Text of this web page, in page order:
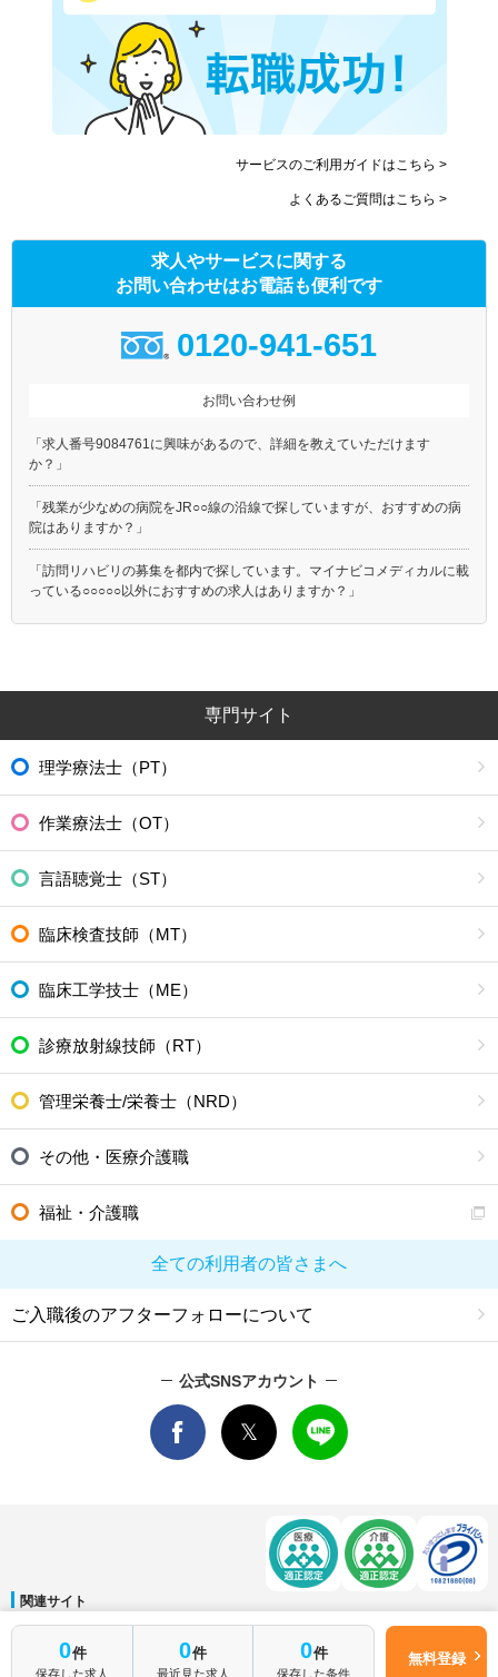
0件
保存した求人
0件
最近見た求人
0件
保存した条件
無料登録
サービスのご利用ガイドはこちら >
よくあるご質問はこちら >
求人やサービスに関する
お問い合わせはお電話も便利です
0120-941-651
お問い合わせ例
「求人番号9084761に興味があるので、詳細を教えていただけます
か？」
「残業が少なめの病院をJR○○線の沿線で探していますが、おすすめの病
院はありますか？」
「訪問リハビリの募集を都内で探しています。マイナビコメディカルに載
っている○○○○○以外におすすめの求人はありますか？」
専門サイト
理学療法士（PT）
作業療法士（OT）
言語聴覚士（ST）
臨床検査技師（MT）
臨床工学技士（ME）
診療放射線技師（RT）
管理栄養士/栄養士（NRD）
その他・医療介護職
福祉・介護職
全ての利用者の皆さまへ
ご入職後のアフターフォローについて
公式SNSアカウント
関連サイト
マイナビDOCTOR│マイナビ看護師│マイナビ薬剤師│マイナビ保育士
運営会社
会社概要│ ご利用規約 個人情報保護方針 サイトマップ│お問い合わせ